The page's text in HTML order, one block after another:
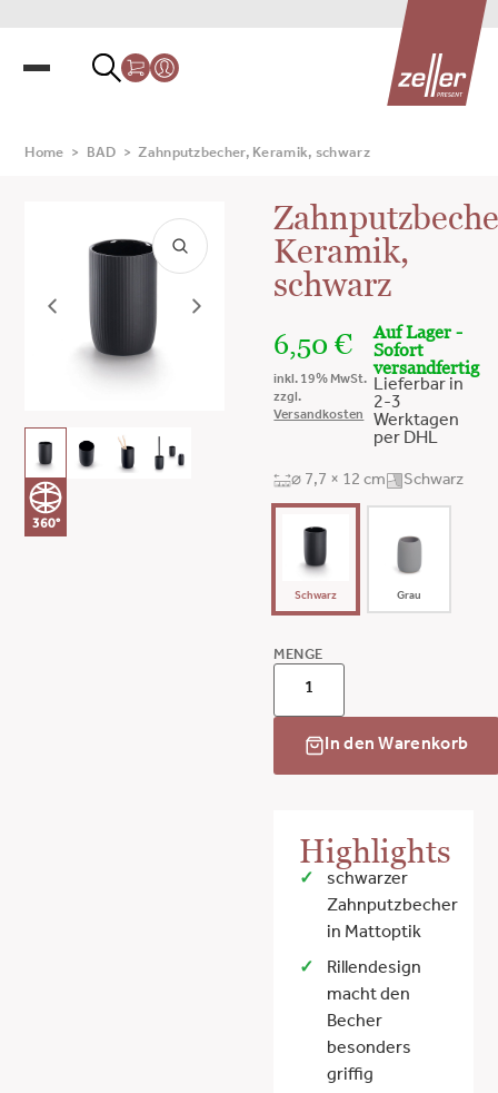
Home > BAD > Zahnputzbecher, Keramik, schwarz
360°
Keramik,
schwarz
6,50€
inkl. 19% MwSt.
zzgl.
Versandkosten
Auf Lager -
Sofort
versandfertig
Lieferbar in
2-3
Werktagen
per DHL
⌀ 7,7 × 12 cm Schwarz
Schwarz Grau
MENGE
In den Warenkorb
Highlights
schwarzer
Zahnputzbecher
in Mattoptik
Rillendesign
macht den
Becher
besonders
griffig